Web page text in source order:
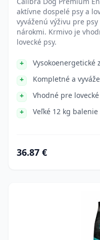
aktívne dospelé psy a
vyváženú výživu pre
nárokmi. Krmivo je
lovecké psy.
Vysokoenergetické
Kompletné a
Vhodné pre
Veľké 12 kg
36.87 €